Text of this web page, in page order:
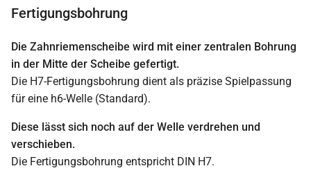
Fertigungsbohrung
Die Zahnriemenscheibe wird mit einer zentralen Bohrung
in der Mitte der Scheibe gefertigt.
Die H7-Fertigungsbohrung dient als präzise Spielpassung
für eine h6-Welle (Standard).
Diese lässt sich noch auf der Welle verdrehen und
verschieben.
Die Fertigungsbohrung entspricht DIN H7.